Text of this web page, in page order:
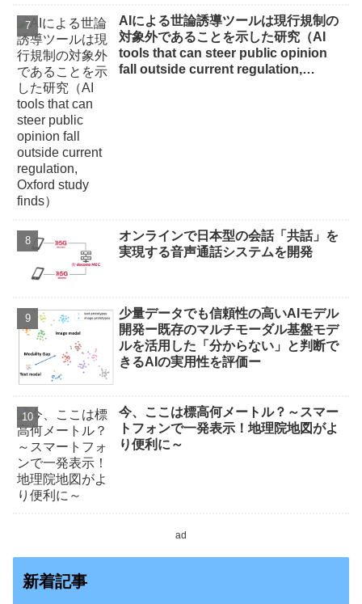
AIによる世論誘導ツールは現行規制の
対象外であることを示した研究（AI
tools that can steer public opinion
fall outside current regulation,
オンラインで日本型の会話「共話」を
実現する音声通話システムを開発
少量データでも信頼性の高いAIモデル
開発ー既存のマルチモーダル基盤モデ
ルを活用した「分からない」と判断で
きるAIの実用性を評価ー
今、ここは標高何メートル？～スマー
トフォンで一発表示！地理院地図がよ
り便利に～
ad
新着記事